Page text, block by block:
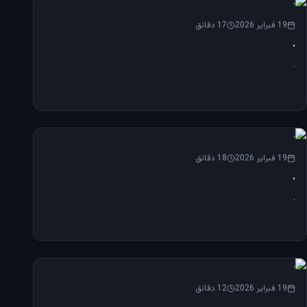
19 فبراير 2026 17 دقائق
.
.
19 فبراير 2026 18 دقائق
.
.
19 فبراير 2026 12 دقائق